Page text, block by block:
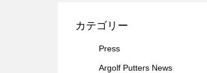
カテゴリー
Press
Argolf Putters News